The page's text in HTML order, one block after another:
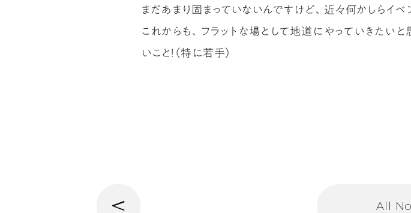
まだあまり固まっていないんですけど、近々何かしらイベ
これからも、フラットな場として地道にやっていきたい
いこと！（特に若手）
前 All